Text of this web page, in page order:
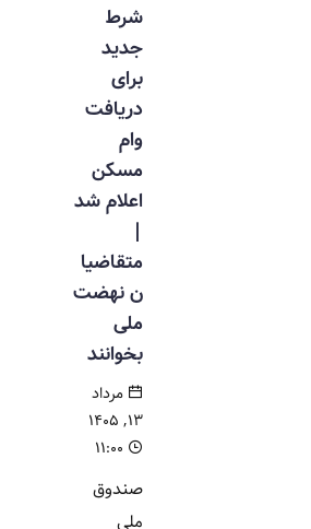
شرط
جدید
برای
دریافت
وام
مسکن
اعلام شد
متقاضیا
ن نهضت
ملی
بخوانند
مرداد
صندوق
ملی